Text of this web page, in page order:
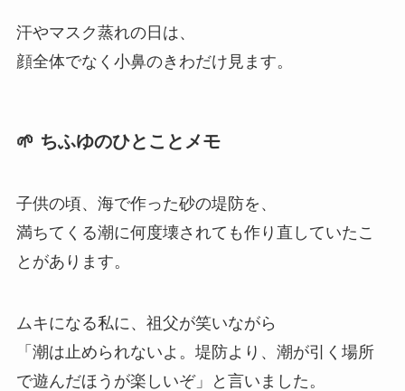
汗やマスク蒸れの日は、
顔全体でなく小鼻のきわだけ見ます。
🌱 ちふゆのひとことメモ
子供の頃、海で作った砂の堤防を、
満ちてくる潮に何度壊されても作り直していたこ
とがあります。
ムキになる私に、祖父が笑いながら
「潮は止められないよ。堤防より、潮が引く場所
で遊んだほうが楽しいぞ」と言いました。